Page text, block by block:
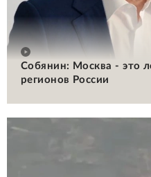
Собянин: Москва - это
регионов России